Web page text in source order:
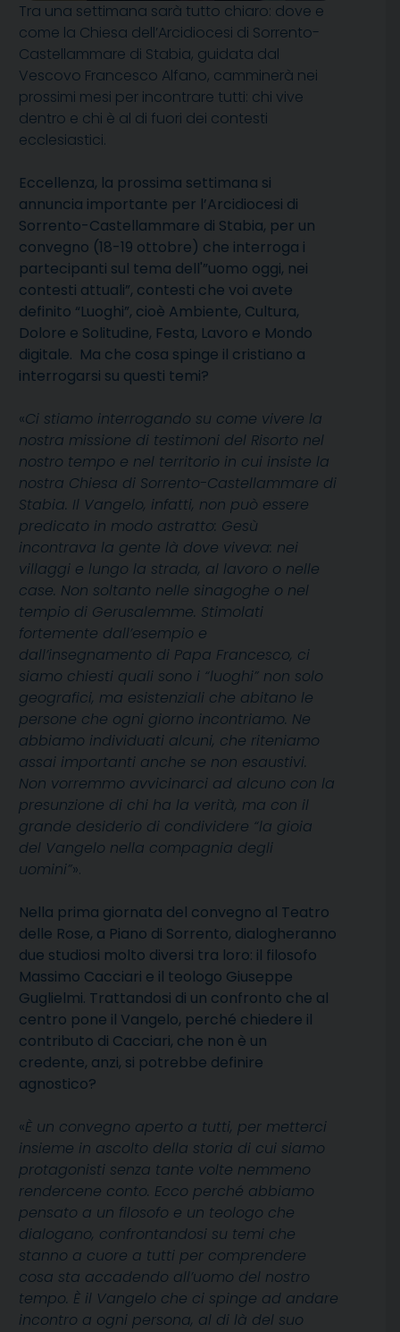
Tra una settimana sarà tutto chiaro: dove e
come la Chiesa dell’Arcidiocesi di Sorrento-
Castellammare di Stabia, guidata dal
Vescovo Francesco Alfano, camminerà nei
prossimi mesi per incontrare tutti: chi vive
dentro e chi è al di fuori dei contesti
ecclesiastici.
Eccellenza, la prossima settimana si
annuncia importante per l’Arcidiocesi di
Sorrento-Castellammare di Stabia, per un
convegno (18-19 ottobre) che interroga i
partecipanti sul tema dell'”uomo oggi, nei
contesti attuali”, contesti che voi avete
definito “Luoghi”, cioè Ambiente, Cultura,
Dolore e Solitudine, Festa, Lavoro e Mondo
digitale. Ma che cosa spinge il cristiano a
interrogarsi su questi temi?
«Ci stiamo interrogando su come vivere la
nostra missione di testimoni del Risorto nel
nostro tempo e nel territorio in cui insiste la
nostra Chiesa di Sorrento-Castellammare di
Stabia. Il Vangelo, infatti, non può essere
predicato in modo astratto: Gesù
incontrava la gente là dove viveva: nei
villaggi e lungo la strada, al lavoro o nelle
case. Non soltanto nelle sinagoghe o nel
tempio di Gerusalemme. Stimolati
fortemente dall’esempio e
dall’insegnamento di Papa Francesco, ci
siamo chiesti quali sono i “luoghi” non solo
geografici, ma esistenziali che abitano le
persone che ogni giorno incontriamo. Ne
abbiamo individuati alcuni, che riteniamo
assai importanti anche se non esaustivi.
Non vorremmo avvicinarci ad alcuno con la
presunzione di chi ha la verità, ma con il
grande desiderio di condividere “la gioia
del Vangelo nella compagnia degli
uomini”».
Nella prima giornata del convegno al Teatro
delle Rose, a Piano di Sorrento, dialogheranno
due studiosi molto diversi tra loro: il filosofo
Massimo Cacciari e il teologo Giuseppe
Guglielmi. Trattandosi di un confronto che al
centro pone il Vangelo, perché chiedere il
contributo di Cacciari, che non è un
credente, anzi, si potrebbe definire
agnostico?
«È un convegno aperto a tutti, per metterci
insieme in ascolto della storia di cui siamo
protagonisti senza tante volte nemmeno
rendercene conto. Ecco perché abbiamo
pensato a un filosofo e un teologo che
dialogano, confrontandosi su temi che
stanno a cuore a tutti per comprendere
cosa sta accadendo all’uomo del nostro
tempo. È il Vangelo che ci spinge ad andare
incontro a ogni persona, al di là del suo